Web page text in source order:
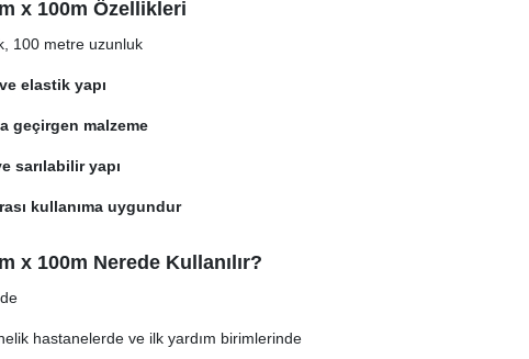
x 100m Özellikleri
100 metre uzunluk
elastik yapı
geçirgen malzeme
sarılabilir yapı
kullanıma uygundur
x 100m Nerede Kullanılır?
hastanelerde ve ilk yardım birimlerinde